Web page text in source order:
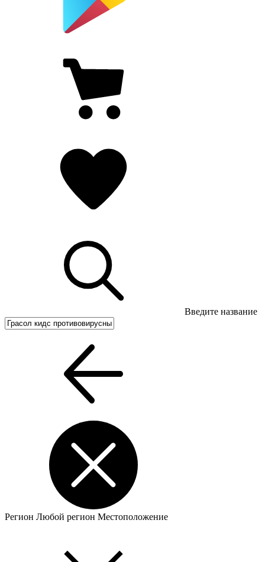
Введите название
Регион Любой регион Местоположение